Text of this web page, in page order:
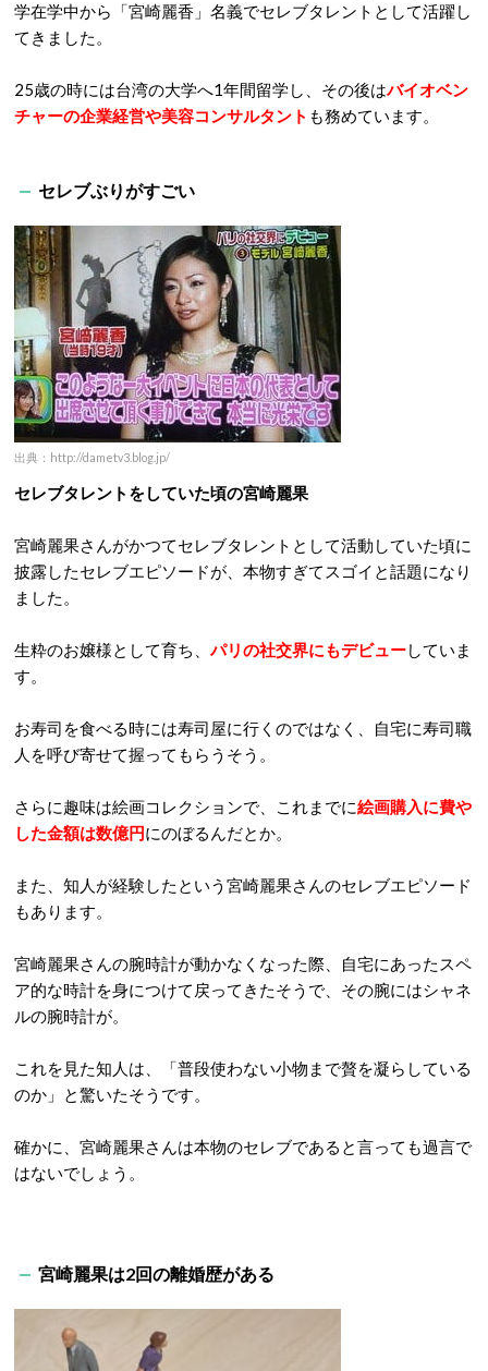
学在学中から「宮崎麗香」名義でセレブタレントとして活躍し
てきました。
25歳の時には台湾の大学へ1年間留学し、その後はバイオベン
チャーの企業経営や美容コンサルタント も務めています。
セレブぶりがすごい
出典：http://dametv3.blog.jp/
セレブタレントをしていた頃の宮崎麗果
宮崎麗果さんがかつてセレブタレントとして活動していた頃に
披露したセレブエピソードが、本物すぎてスゴイと話題になり
ました。
生粋のお嬢様として育ち、パリの社交界にもデビューしていま
す。
お寿司を食べる時には寿司屋に行くのではなく、自宅に寿司職
人を呼び寄せて握ってもらうそう。
さらに趣味は絵画コレクションで、これまでに絵画購入に費や
した金額は数億円にのぼるんだとか。
また、知人が経験したという宮崎麗果さんのセレブエピソード
もあります。
宮崎麗果さんの腕時計が動かなくなった際、自宅にあったスペ
ア的な時計を身につけて戻ってきたそうで、その腕にはシャネ
ルの腕時計が。
これを見た知人は、「普段使わない小物まで贅を凝らしている
のか」と驚いたそうです。
確かに、宮崎麗果さんは本物のセレブであると言っても過言で
はないでしょう。
宮崎麗果は2回の離婚歴がある